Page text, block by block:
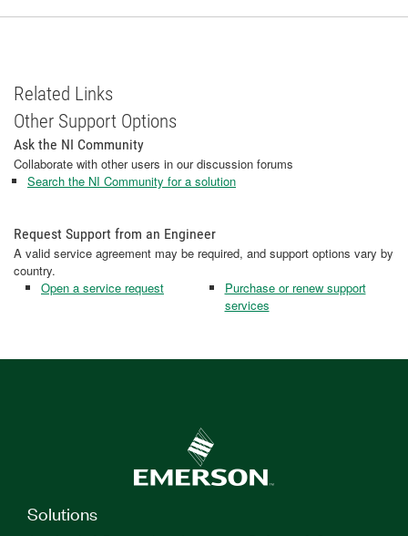
Related Links
Other Support Options
Ask the NI Community
Collaborate with other users in our discussion forums
Search the NI Community for a solution
Request Support from an Engineer
A valid service agreement may be required, and support options vary by
country.
Open a service request
Purchase or renew support
services
Solutions